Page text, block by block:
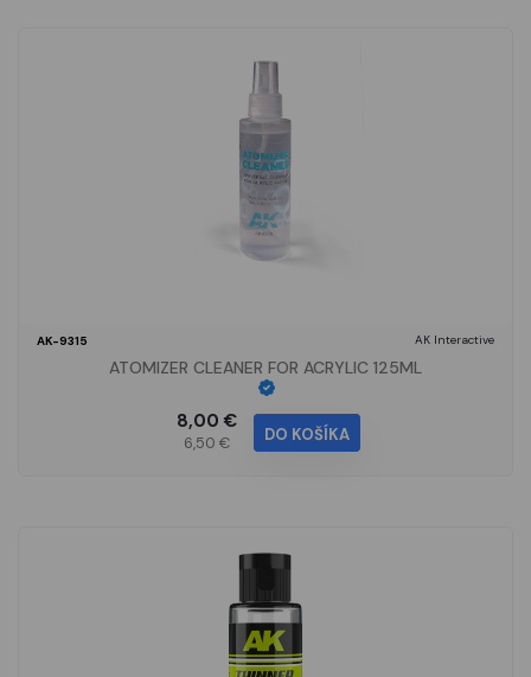
AK-9315 AK Interactive
ATOMIZER CLEANER FOR ACRYLIC 125ML
8,00 €
6,50 € DO KOŠÍKA